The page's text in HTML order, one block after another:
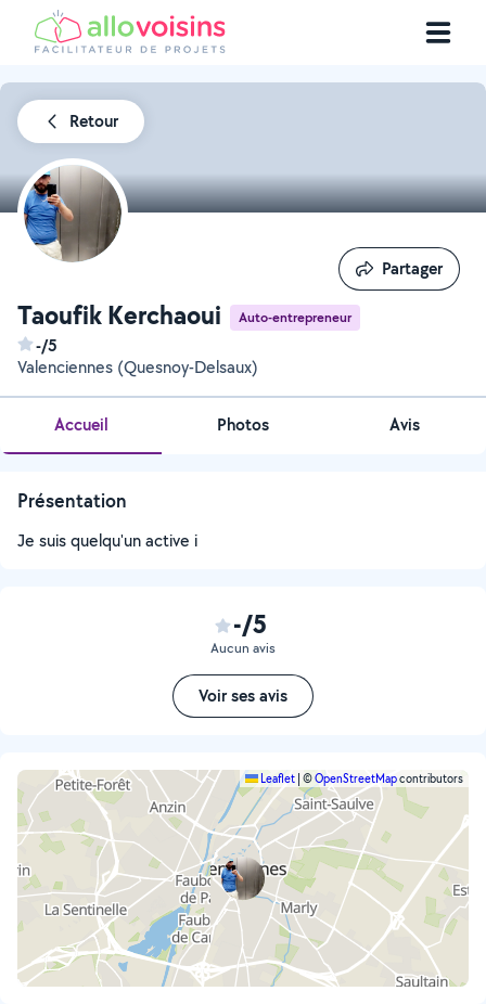
Retour
Taoufik Kerchaoui Auto-entrepreneur
-/5
Valenciennes (Quesnoy-Delsaux)
Partager
Partager
Accueil Photos Avis
Présentation
Je suis quelqu'un active i
-/5
Aucun avis
Voir ses avis
Leaflet ©OpenStreetMapcontributors